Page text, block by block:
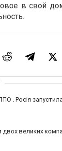
в свой
. Росія
великих